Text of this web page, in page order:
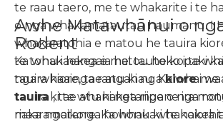
te raau taero, me te whakarite i te
o nga whakamatautau haumanu. I
whakaratohia e matou he tauira
te tohu i hangaia hei tautoko i te
nga whaainga rangahau. Ka whai
tauira ki te whanaketanga o nga
maaramatanga hohonu ki te koiora
Awhe Matawhānui o
Rodent
Ka whakaekea e matou he kopaki
tauira kiore, tae atu ki ngakioreme
tauira, tae atu ki nga riipene ira
riaka ngoikore. Ka